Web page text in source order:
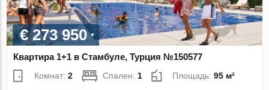
€ 273 950
Квартира 1+1 в Стамбуле, Турция №150577
Комнат:2 Спален: 1 Площадь:95 м²